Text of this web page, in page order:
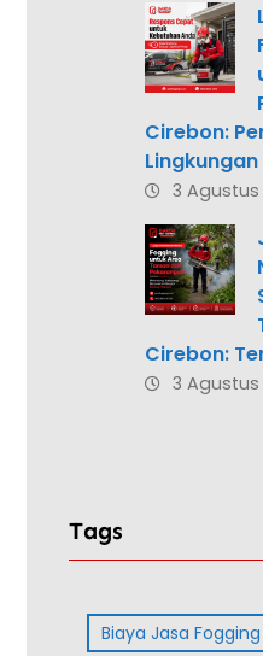
Cirebon:
Lingkungan
3 Agustus
Cirebon:
3 Agustus
Tags
Biaya Jasa